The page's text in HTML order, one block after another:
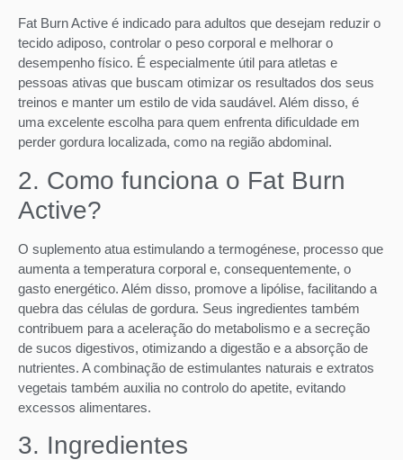
Fat Burn Active é indicado para adultos que desejam reduzir o
tecido adiposo, controlar o peso corporal e melhorar o
desempenho físico. É especialmente útil para atletas e
pessoas ativas que buscam otimizar os resultados dos seus
treinos e manter um estilo de vida saudável. Além disso, é
uma excelente escolha para quem enfrenta dificuldade em
perder gordura localizada, como na região abdominal.
2. Como funciona o Fat Burn
Active?
O suplemento atua estimulando a termogénese, processo que
aumenta a temperatura corporal e, consequentemente, o
gasto energético. Além disso, promove a lipólise, facilitando a
quebra das células de gordura. Seus ingredientes também
contribuem para a aceleração do metabolismo e a secreção
de sucos digestivos, otimizando a digestão e a absorção de
nutrientes. A combinação de estimulantes naturais e extratos
vegetais também auxilia no controlo do apetite, evitando
excessos alimentares.
3. Ingredientes